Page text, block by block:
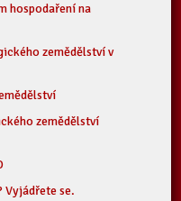
hospodaření na
zemědělství v
zemědělství
Vyjádřete se.